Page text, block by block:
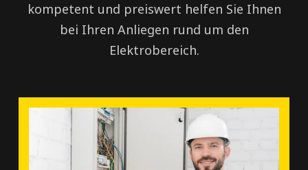
kompetent und preiswert helfen Sie Ihnen
bei Ihren Anliegen rund um den
Elektrobereich.